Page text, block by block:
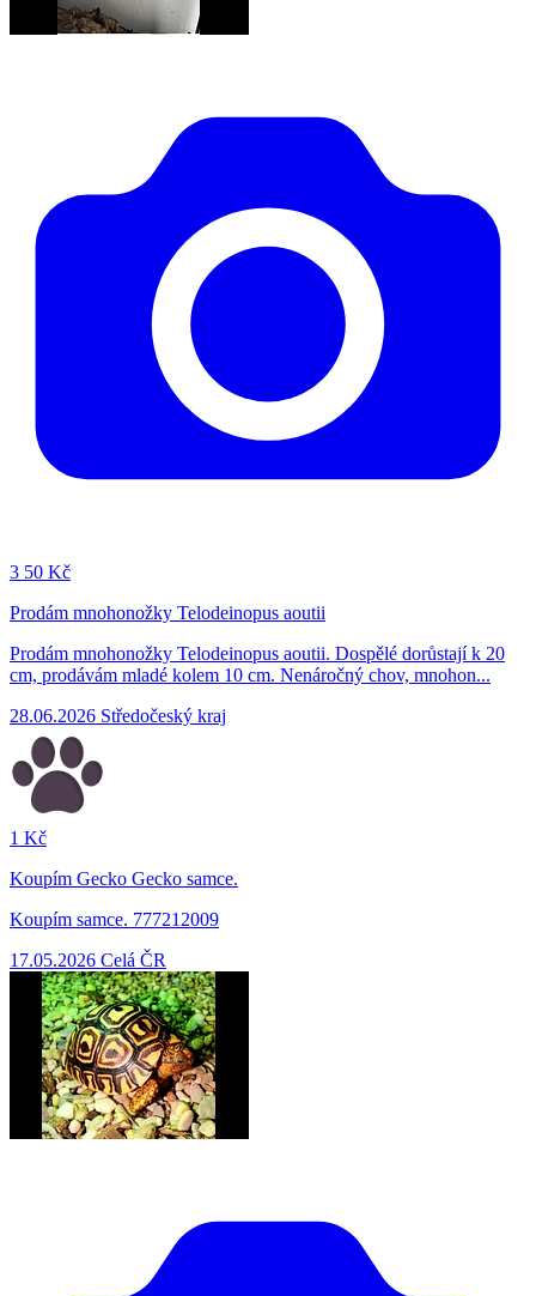
3 50 Kč
Prodám mnohonožky Telodeinopus aoutii
Prodám mnohonožky Telodeinopus aoutii. Dospělé dorůstají k 20
cm, prodávám mladé kolem 10 cm. Nenáročný chov, mnohon...
28.06.2026 Středočeský kraj
1 Kč
Koupím Gecko Gecko samce.
Koupím samce. 777212009
17.05.2026 Celá ČR